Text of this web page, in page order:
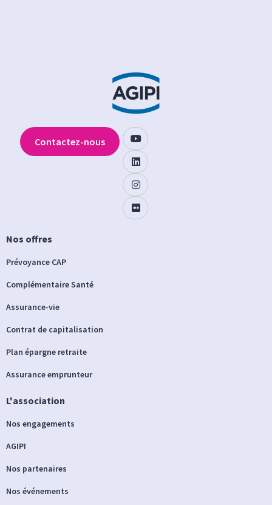
Nos offres
Prévoyance CAP
Complémentaire Santé
Assurance-vie
Contrat de capitalisation
Plan épargne retraite
Assurance emprunteur
L'association
Nos engagements
AGIPI
Nos partenaires
Nos événements
Contactez-nous